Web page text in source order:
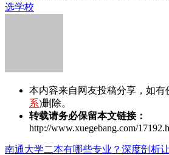
选学校
本内容来自网友投稿分享，如有
系)删除。
转载请务必保留本文链接：
http://www.xuegebang.com/
南通大学二本有哪些专业？深度剖析